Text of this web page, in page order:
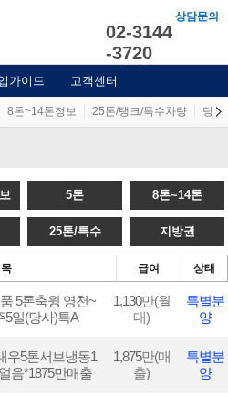
상담문의
02-3144
-3720
가이드 고객센터
8톤~14톤정보 25톤/탱크/특수차량 당사
5톤 8톤~14톤
25톤/특수 지방권
급여 상태
5톤축윙 영천~
5일(당사)특A
1,130만(월
대)
특별분
양
우5톤서브냉동1
음*1875만매출
1,875만(매
출)
특별분
양